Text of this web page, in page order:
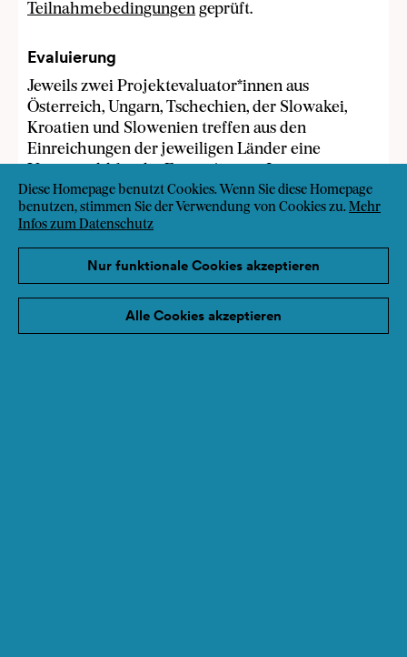
Diese Homepage benutzt Cookies. Wenn Sie diese Homepage
benutzen, stimmen Sie der Verwendung von Cookies zu. Mehr
Infos zum Datenschutz
Nur funktionale Cookies akzeptieren
Alle Cookies akzeptieren
Teilnahmebedingungen geprüft.
Evaluierung
Jeweils zwei Projektevaluator*innen aus
Österreich, Ungarn, Tschechien, der Slowakei,
Kroatien und Slowenien treffen aus den
Einreichungen der jeweiligen Länder eine
Entscheidung der Jury
Basierend auf dieser Vorauswahl entscheidet die
Jury in drei Schritten:
1. Festlegung der maximal 35 Nominierungen
2. Bestimmung der 15 Preisträgerprojekte